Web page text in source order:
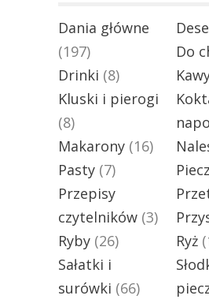
Dania główne
(197)
Do
Drinki (8)
Kluski i pierogi
(8)
Makarony (16)
Pasty (7)
Przepisy
czytelników (3)
Ryby (26) Ryż
Sałatki i
surówki (66)